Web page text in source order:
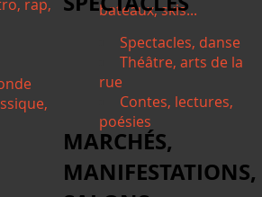
bateaux, skis...
rap,
Spectacles, danse
Théâtre, arts de la
rue
Contes, lectures,
poésies
MARCHÉS,
MANIFESTATIONS,